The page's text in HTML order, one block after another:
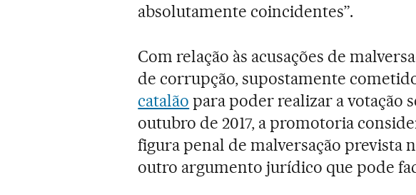
absolutamente coincidentes”.
Com relação às acusações de
de corrupção, supostamente
catalão para poder realizar a votação
outubro de 2017, a promotoria
figura penal de malversação prevista
outro argumento jurídico que pode